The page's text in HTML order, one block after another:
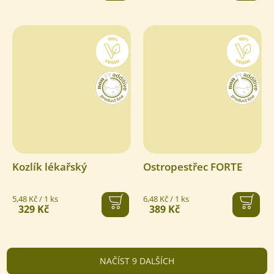
Kozlík lékařský
329 Kč
Měrná
cena:
5,48 Kč / 1 ks
Ostropestřec FORTE
389 Kč
Měrná
cena:
6,48 Kč / 1 ks
NAČÍST 9 DALŠÍCH